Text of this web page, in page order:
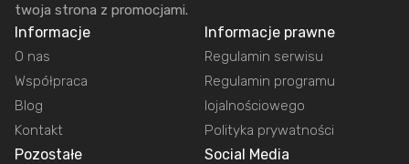
twoja strona z promocjami.
Informacje
O nas
Współpraca
Blog
Kontakt
Informacje prawne
Regulamin serwisu
Regulamin programu
lojalnościowego
Polityka prywatności
Pozostałe Social Media